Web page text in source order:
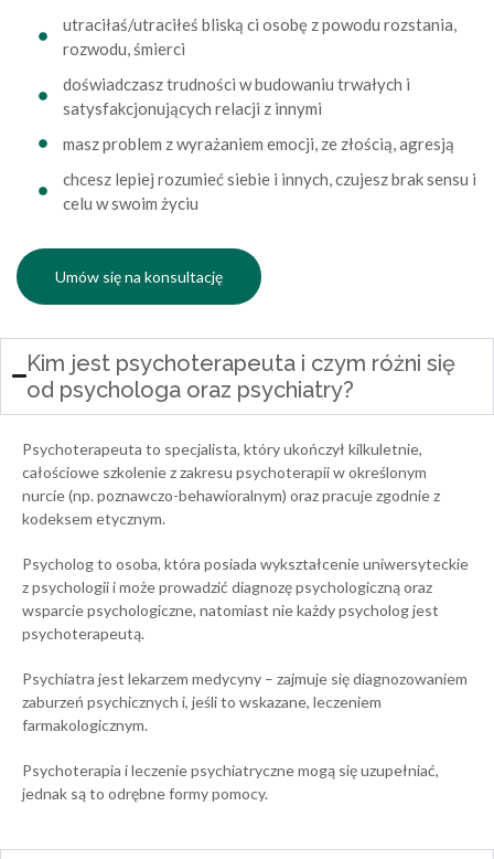
utraciłaś/utraciłeś bliską ci osobę z powodu rozstania,
rozwodu, śmierci
doświadczasz trudności w budowaniu trwałych i
satysfakcjonujących relacji z innymi
masz problem z wyrażaniem emocji, ze złością, agresją
chcesz lepiej rozumieć siebie i innych, czujesz brak sensu i
celu w swoim życiu
Umów się na konsultację
Kim jest psychoterapeuta i czym różni się
od psychologa oraz psychiatry?
Psychoterapeuta to specjalista, który ukończył kilkuletnie,
całościowe szkolenie z zakresu psychoterapii w określonym
nurcie (np. poznawczo-behawioralnym) oraz pracuje zgodnie z
kodeksem etycznym.
Psycholog to osoba, która posiada wykształcenie uniwersyteckie
z psychologii i może prowadzić diagnozę psychologiczną oraz
wsparcie psychologiczne, natomiast nie każdy psycholog jest
psychoterapeutą.
Psychiatra jest lekarzem medycyny – zajmuje się diagnozowaniem
zaburzeń psychicznych i, jeśli to wskazane, leczeniem
farmakologicznym.
Psychoterapia i leczenie psychiatryczne mogą się uzupełniać,
jednak są to odrębne formy pomocy.